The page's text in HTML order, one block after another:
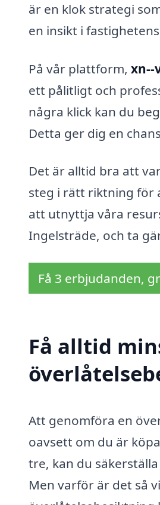
är en klok strategi
en insikt i
På vår plattform, xn--
ett pålitligt och
några klick kan du
Detta ger dig en
Det är alltid bra att
steg i rätt riktning för
att utnyttja våra
Ingelsträde, och ta
Få 3 erbjudanden,
Få alltid
Att genomföra en
oavsett om du är
tre, kan du
Men varför är det så